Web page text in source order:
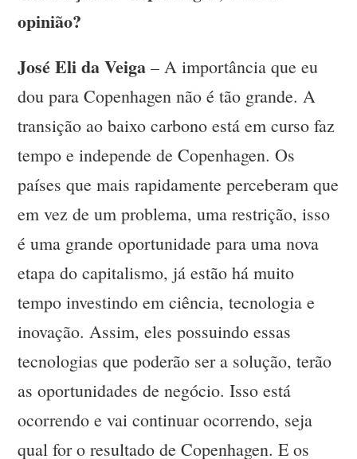
opinião?
José Eli da Veiga – A importância que eu
dou para Copenhagen não é tão grande. A
transição ao baixo carbono está em curso faz
tempo e independe de Copenhagen. Os
países que mais rapidamente perceberam que
em vez de um problema, uma restrição, isso
é uma grande oportunidade para uma nova
etapa do capitalismo, já estão há muito
tempo investindo em ciência, tecnologia e
inovação. Assim, eles possuindo essas
tecnologias que poderão ser a solução, terão
as oportunidades de negócio. Isso está
ocorrendo e vai continuar ocorrendo, seja
qual for o resultado de Copenhagen. E os